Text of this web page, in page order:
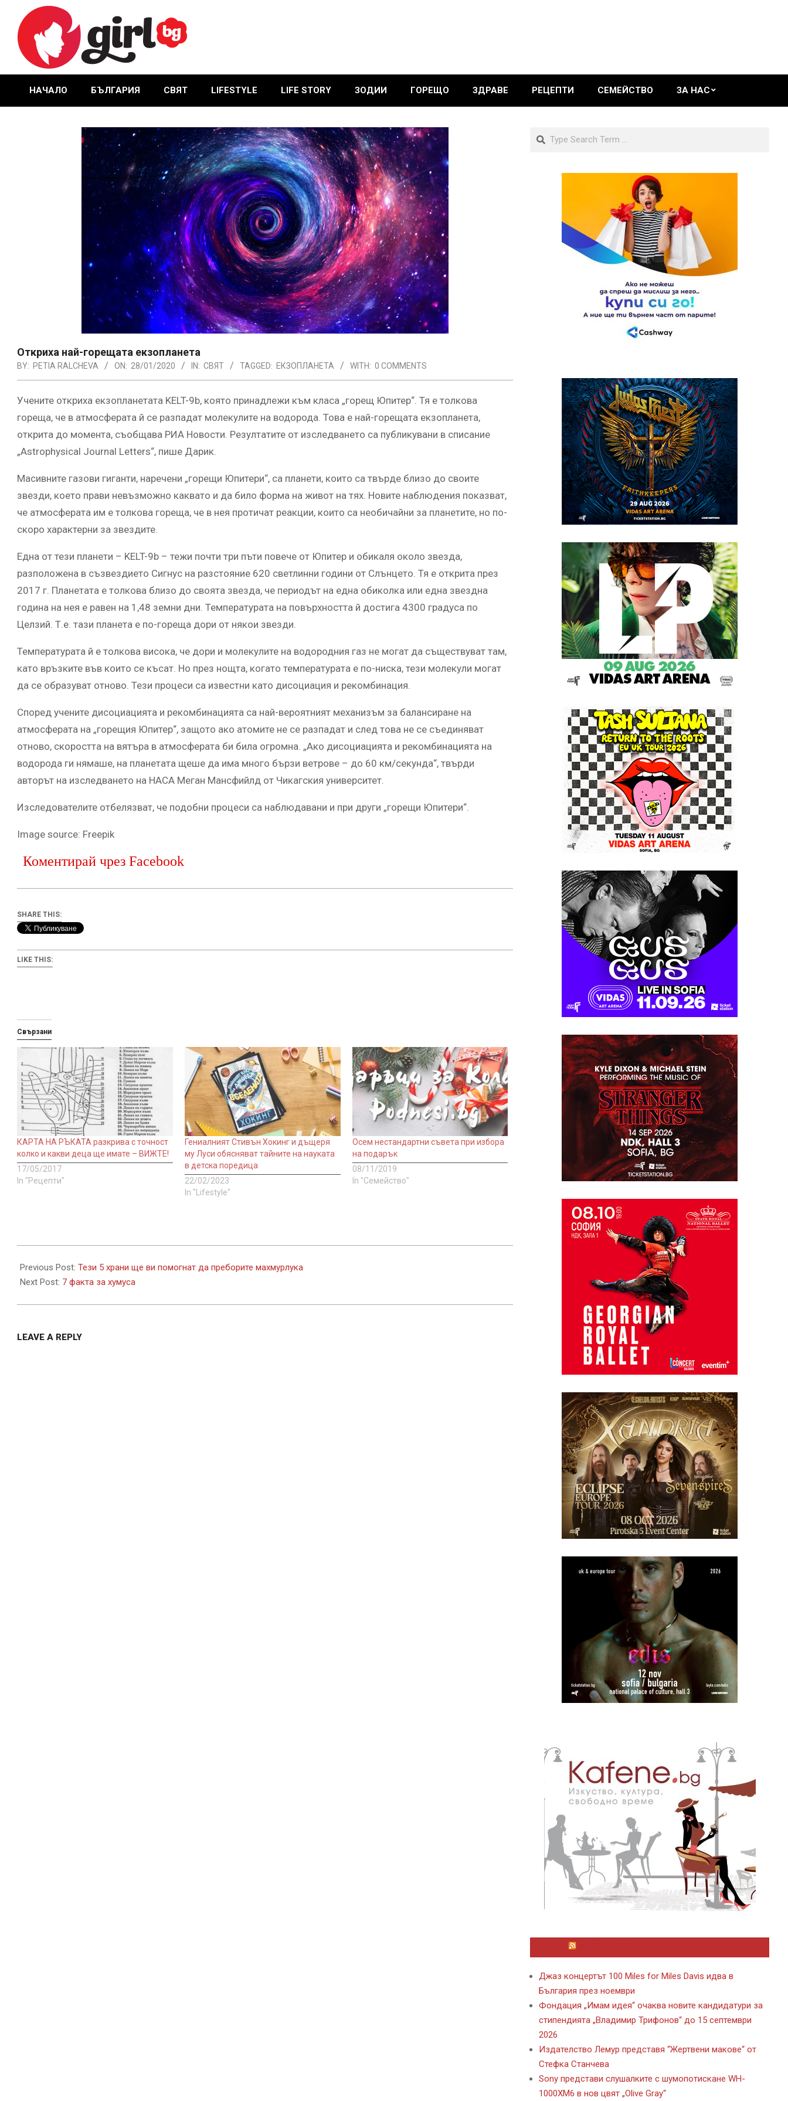
content
GIRL.BG
Primary
НАЧАЛО БЪЛГАРИЯ СВЯТ LIFESTYLE LIFE STORY ЗОДИИ ГОРЕЩО ЗДРАВЕ РЕЦЕПТИ СЕМЕЙСТВО ЗА НАС
Откриха най-горещата екзопланета
BY: PETIA RALCHEVA ON: 28/01/2020 IN: СВЯТ TAGGED: ЕКЗОПЛАНЕТА WITH: 0 COMMENTS
Учените откриха екзопланетата KELT-9b, която принадлежи към класа „горещ Юпитер“. Тя е толкова
гореща, че в атмосферата й се разпадат молекулите на водорода. Това е най-горещата екзопланета,
открита до момента, съобщава РИА Новости. Резултатите от изследването са публикувани в списание
„Astrophysical Journal Letters“, пише Дарик.
Масивните газови гиганти, наречени „горещи Юпитери“, са планети, които са твърде близо до своите
звезди, което прави невъзможно каквато и да било форма на живот на тях. Новите наблюдения показват,
че атмосферата им е толкова гореща, че в нея протичат реакции, които са необичайни за планетите, но по-
скоро характерни за звездите.
Една от тези планети – KELT-9b – тежи почти три пъти повече от Юпитер и обикаля около звезда,
разположена в съзвездието Сигнус на разстояние 620 светлинни години от Слънцето. Тя е открита през
2017 г. Планетата е толкова близо до своята звезда, че периодът на една обиколка или една звездна
година на нея е равен на 1,48 земни дни. Температурата на повърхността й достига 4300 градуса по
Целзий. Т.е. тази планета е по-гореща дори от някои звезди.
Температурата й е толкова висока, че дори и молекулите на водородния газ не могат да съществуват там,
като връзките във които се късат. Но през нощта, когато температурата е по-ниска, тези молекули могат
да се образуват отново. Тези процеси са известни като дисоциация и рекомбинация.
Според учените дисоциацията и рекомбинацията са най-вероятният механизъм за балансиране на
атмосферата на „горещия Юпитер“, защото ако атомите не се разпадат и след това не се съединяват
отново, скоростта на вятъра в атмосферата би била огромна. „Ако дисоциацията и рекомбинацията на
водорода ги нямаше, на планетата щеше да има много бързи ветрове – до 60 км/секунда“, твърди
авторът на изследването на НАСА Меган Мансфийлд от Чикагския университет.
Изследователите отбелязват, че подобни процеси са наблюдавани и при други „горещи Юпитери“.
Image source: Freepik
Коментирай чрез Facebook
SHARE THIS:
LIKE THIS:
Свързани
КАРТА НА РЪКАТА разкрива с точност
колко и какви деца ще имате – ВИЖТЕ!
17/05/2017
In "Рецепти"
Гениалният Стивън Хокинг и дъщеря
му Луси обясняват тайните на науката
в детска поредица
22/02/2023
In "Lifestyle"
Осем нестандартни съвета при избора
на подарък
08/11/2019
In "Семейство"
01-
28
Previous Post: Тези 5 храни ще ви помогнат да преборите махмурлука
Next Post: 7 факта за хумуса
LEAVE A REPLY
Search
Джаз концертът 100 Miles for Miles Davis идва в
България през ноември
Фондация „Имам идея“ очаква новите кандидатури за
стипендията „Владимир Трифонов“ до 15 септември
2026
Издателство Лемур представя “Жертвени макове“ от
Стефка Станчева
Sony представи слушалките с шумопотискане WH-
1000XM6 в нов цвят „Olive Gray“